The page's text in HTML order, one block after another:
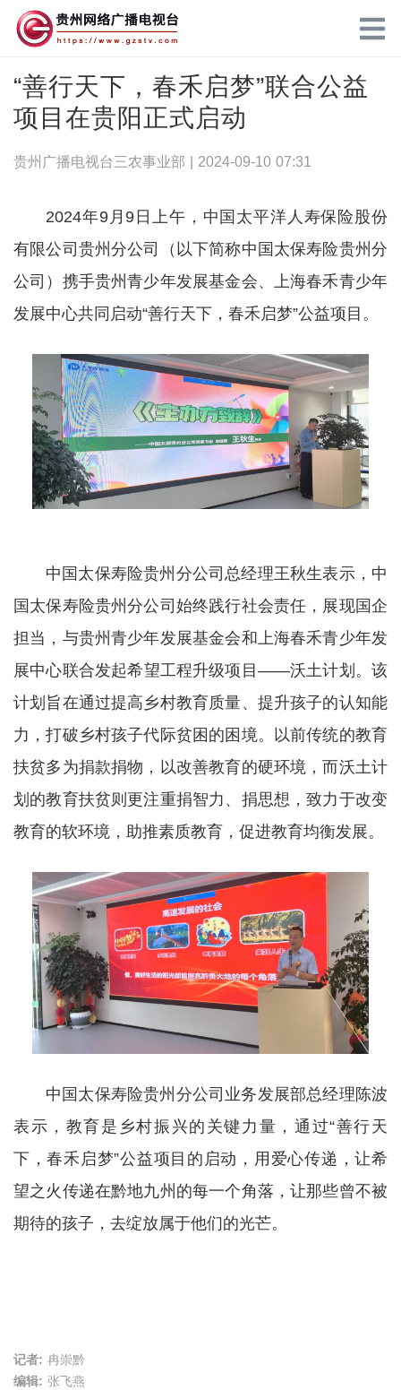
“善行天下，春禾启梦”联合公益
项目在贵阳正式启动
贵州广播电视台三农事业部 | 2024-09-10 07:31
2024年9月9日上午，中国太平洋人寿保险股份
有限公司贵州分公司（以下简称中国太保寿险贵州分
公司）携手贵州青少年发展基金会、上海春禾青少年
发展中心共同启动“善行天下，春禾启梦”公益项目。
中国太保寿险贵州分公司总经理王秋生表示，中
国太保寿险贵州分公司始终践行社会责任，展现国企
担当，与贵州青少年发展基金会和上海春禾青少年发
展中心联合发起希望工程升级项目——沃土计划。该
计划旨在通过提高乡村教育质量、提升孩子的认知能
力，打破乡村孩子代际贫困的困境。以前传统的教育
扶贫多为捐款捐物，以改善教育的硬环境，而沃土计
划的教育扶贫则更注重捐智力、捐思想，致力于改变
教育的软环境，助推素质教育，促进教育均衡发展。
中国太保寿险贵州分公司业务发展部总经理陈波
表示，教育是乡村振兴的关键力量，通过“善行天
下，春禾启梦”公益项目的启动，用爱心传递，让希
望之火传递在黔地九州的每一个角落，让那些曾不被
期待的孩子，去绽放属于他们的光芒。
记者: 冉崇黔
编辑: 张飞燕